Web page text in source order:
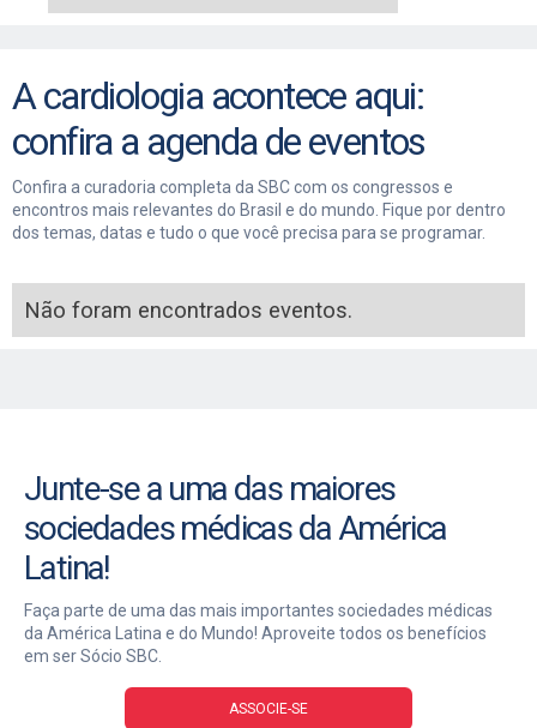
A cardiologia acontece aqui:
confira a agenda de eventos
Confira a curadoria completa da SBC com os congressos e
encontros mais relevantes do Brasil e do mundo. Fique por dentro
dos temas, datas e tudo o que você precisa para se programar.
Não foram encontrados eventos.
Junte-se a uma das maiores
sociedades médicas da América
Latina!
Faça parte de uma das mais importantes sociedades médicas
da América Latina e do Mundo! Aproveite todos os benefícios
em ser Sócio SBC.
ASSOCIE-SE